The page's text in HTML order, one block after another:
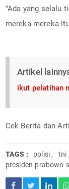
"Ada yang selalu
mereka-mereka
Artikel
ikut pelatihan
Cek Berita dan
TAGS : polisi , tni
presiden-prabowo-